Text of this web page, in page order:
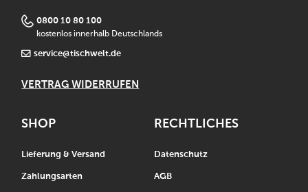
0800 10 80 100
kostenlos innerhalb Deutschlands
service@tischwelt.de
VERTRAG WIDERRUFEN
SHOP
Lieferung & Versand
Zahlungsarten
RECHTLICHES
Datenschutz
AGB